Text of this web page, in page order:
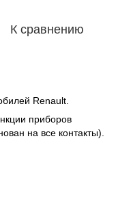
К сравнению
Renault.
приборов
на все контакты).